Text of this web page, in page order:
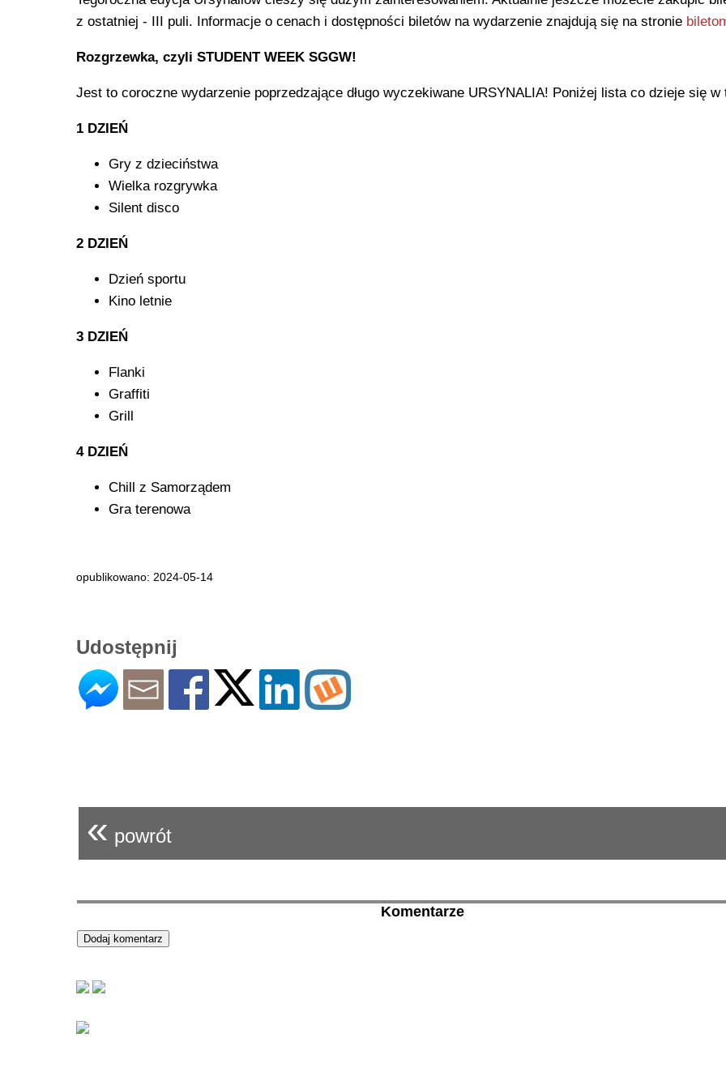
z ostatniej - III puli. Informacje o cenach i dostępności biletów na wydarzenie znajdują się na stronie
Rozgrzewka, czyli STUDENT WEEK SGGW!
Jest to coroczne wydarzenie poprzedzające długo wyczekiwane URSYNALIA! Poniżej lista co dzieje się w
1️ DZIEŃ
Gry z dzieciństwa
Wielka rozgrywka
Silent disco
2️ DZIEŃ
Dzień sportu
Kino letnie
3️ DZIEŃ
Flanki
Graffiti
Grill
4️ DZIEŃ
Chill z Samorządem
Gra terenowa
opublikowano: 2024-05-14
Udostępnij
« powrót
Komentarze